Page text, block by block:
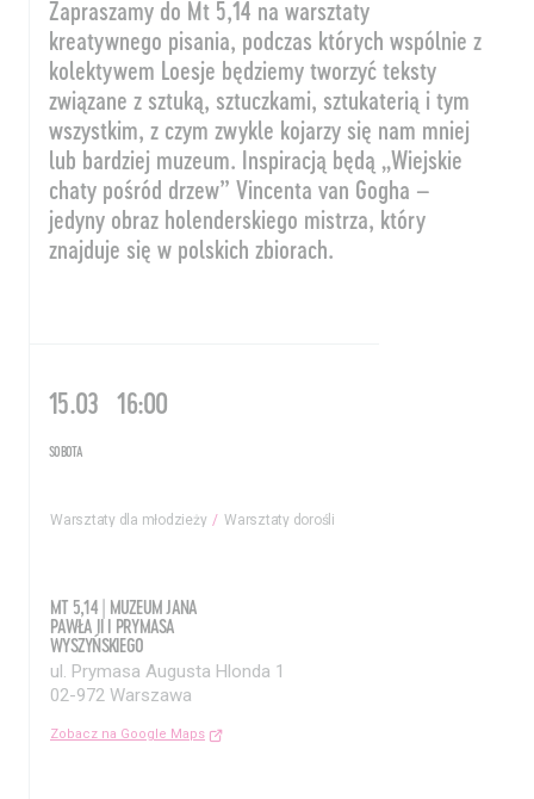
Zapraszamy do Mt 5,14 na warsztaty
kreatywnego pisania, podczas których wspólnie z
kolektywem Loesje będziemy tworzyć teksty
związane z sztuką, sztuczkami, sztukaterią i tym
wszystkim, z czym zwykle kojarzy się nam mniej
lub bardziej muzeum. Inspiracją będą „Wiejskie
chaty pośród drzew” Vincenta van Gogha –
jedyny obraz holenderskiego mistrza, który
znajduje się w polskich zbiorach.
15.03 16:00
SOBOTA
Warsztaty dla młodzieży Warsztaty dorośli
MT 5,14 | MUZEUM JANA
PAWŁA II I PRYMASA
WYSZYŃSKIEGO
ul. Prymasa Augusta Hlonda 1
02-972 Warszawa
Zobacz na Google Maps